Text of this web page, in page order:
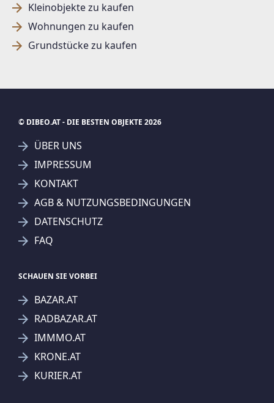
Kleinobjekte zu kaufen
Wohnungen zu kaufen
Grundstücke zu kaufen
SUCHAGENT ANLEGEN FÜR DIE
AKTUELLEN SUCHKRITERIEN
Ich stimme der Verarbeitung meiner Daten, wie
zu.
© DIBEO.AT - DIE BESTEN OBJEKTE 2026
ÜBER UNS
IMPRESSUM
KONTAKT
AGB & NUTZUNGSBEDINGUNGEN
DATENSCHUTZ
FAQ
SCHAUEN SIE VORBEI
BAZAR.AT
RADBAZAR.AT
IMMMO.AT
KRONE.AT
KURIER.AT